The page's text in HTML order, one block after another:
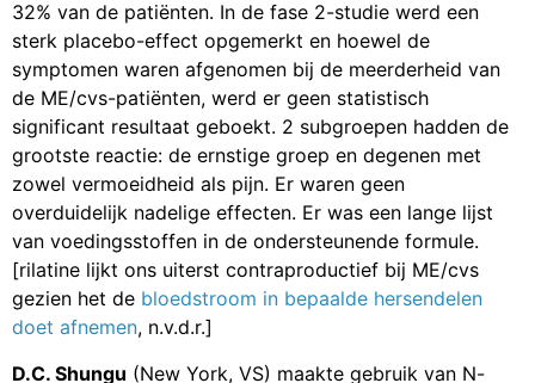
32% van de patiënten. In de fase 2-studie werd een
sterk placebo-effect opgemerkt en hoewel de
symptomen waren afgenomen bij de meerderheid van
de ME/cvs-patiënten, werd er geen statistisch
significant resultaat geboekt. 2 subgroepen hadden de
grootste reactie: de ernstige groep en degenen met
zowel vermoeidheid als pijn. Er waren geen
overduidelijk nadelige effecten. Er was een lange lijst
van voedingsstoffen in de ondersteunende formule.
[rilatine lijkt ons uiterst contraproductief bij ME/cvs
gezien het de bloedstroom in bepaalde hersendelen
doet afnemen, n.v.d.r.]
D.C. Shungu (New York, VS) maakte gebruik van N-